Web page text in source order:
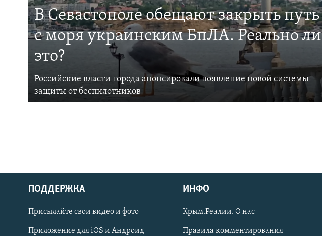
Українською
Qırımtatar
В Севастополе обещают закрыть путь
с моря украинским БпЛА. Реально ли
это?
Российские власти города анонсировали появление новой системы
защиты от беспилотников
ПОДДЕРЖКА
Присылайте свои видео и фото
Приложение для iOS и Андроид
ИНФО
Крым.Реалии. О нас
Правила комментирования